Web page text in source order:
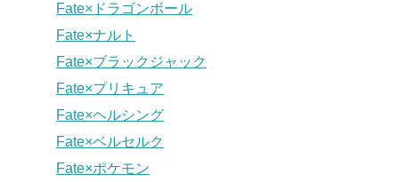
Fate×ドラゴンボール
Fate×ナルト
Fate×ブラックジャック
Fate×プリキュア
Fate×ヘルシング
Fate×ベルセルク
Fate×ポケモン